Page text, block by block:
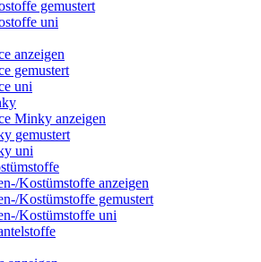
gemustert
uni
anzeigen
gemustert
uni
Minky anzeigen
gemustert
uni
Kostümstoffe anzeigen
Kostümstoffe gemustert
Kostümstoffe uni